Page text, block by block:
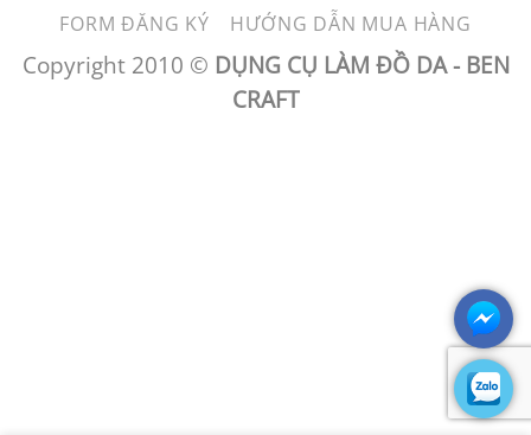
Delivery
FORM ĐĂNG KÝ HƯỚNG DẪN MUA HÀNG
Copyright 2010 © DỤNG CỤ LÀM ĐỒ DA - BEN
CRAFT